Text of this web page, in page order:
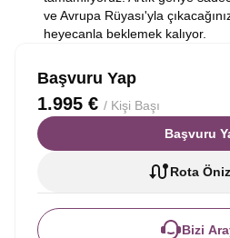
ve Avrupa Rüyası'yla
heyecanla beklemek kalıyor.
Başvuru Yap
1.995 € / Kişi Başı
Başvuru
Rota
Bizi